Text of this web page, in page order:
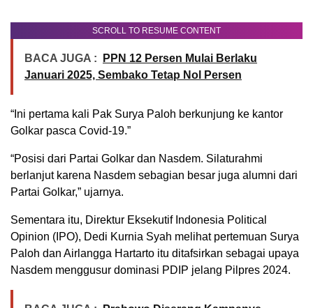
SCROLL TO RESUME CONTENT
BACA JUGA :
PPN 12 Persen Mulai Berlaku
Januari 2025, Sembako Tetap Nol Persen
“Ini pertama kali Pak Surya Paloh berkunjung ke kantor
Golkar pasca Covid-19.”
“Posisi dari Partai Golkar dan Nasdem. Silaturahmi
berlanjut karena Nasdem sebagian besar juga alumni dari
Partai Golkar,” ujarnya.
Sementara itu, Direktur Eksekutif Indonesia Political
Opinion (IPO), Dedi Kurnia Syah melihat pertemuan Surya
Paloh dan Airlangga Hartarto itu ditafsirkan sebagai upaya
Nasdem menggusur dominasi PDIP jelang Pilpres 2024.